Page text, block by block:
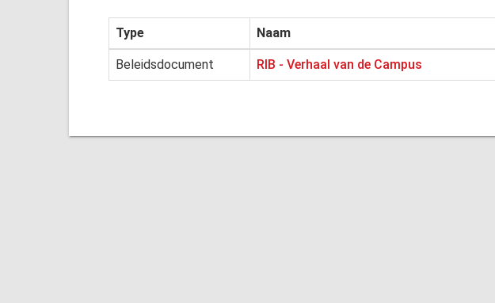
Type Naam
Beleidsdocument RIB - Verhaal van de Campus